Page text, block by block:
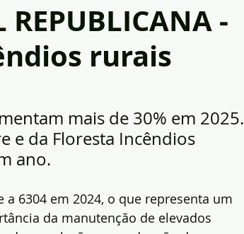
-
rurais
mais de 30% em 2025.
e da Floresta Incêndios
ano.
a 6304 em 2024, o que representa um
da manutenção de elevados